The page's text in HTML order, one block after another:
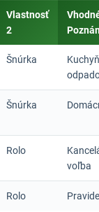
Vlastnosť
2
Šnúrka
Šnúrka
Rolo
voľba
Rolo